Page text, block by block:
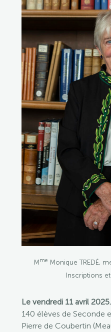
Le vendredi 11 avril 2025
140 élèves de Seconde
Pierre de Coubertin
Mme Monique TREDÉ,
Inscriptions